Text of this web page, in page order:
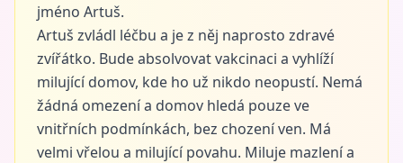
jméno Artuš.
Artuš zvládl léčbu a je z něj naprosto zdravé
zvířátko. Bude absolvovat vakcinaci a vyhlíží
milující domov, kde ho už nikdo neopustí. Nemá
žádná omezení a domov hledá pouze ve
vnitřních podmínkách, bez chození ven. Má
velmi vřelou a milující povahu. Miluje mazlení a